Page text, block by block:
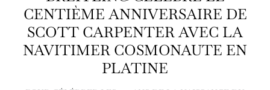
CENTIÈME ANNIVERSAIRE DE
SCOTT CARPENTER AVEC LA
NAVITIMER COSMONAUTE EN
PLATINE